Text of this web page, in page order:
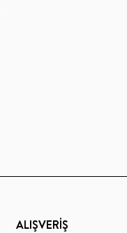
ALIŞVERİŞ